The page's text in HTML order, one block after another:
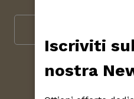
Iscriviti
nostra